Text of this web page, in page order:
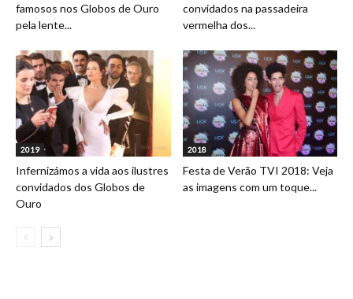
famosos nos Globos de Ouro
pela lente...
convidados na passadeira
vermelha dos...
2019
Infernizámos a vida aos ilustres
convidados dos Globos de
Ouro
2018
Festa de Verão TVI 2018: Veja
as imagens com um toque...